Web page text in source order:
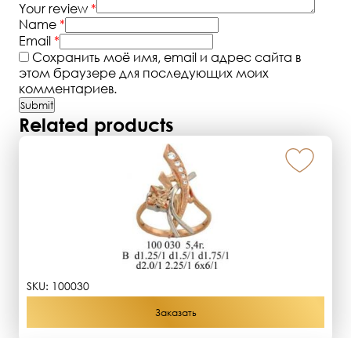
Your review *
Name *
Email *
Сохранить моё имя, email и адрес сайта в
этом браузере для последующих моих
комментариев.
Related products
SKU: 100030
Заказать